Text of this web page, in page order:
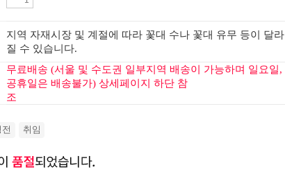
지역 자재시장 및 계절에 따라 꽃대 수나 꽃대 유무 등이 달라
질 수 있습니다.
무료배송 (서울 및 수도권 일부지역 배송이 가능하며 일요일,
공휴일은 배송불가) 상세페이지 하단 참
조
전 취임